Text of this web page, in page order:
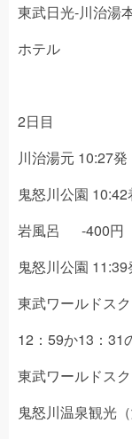
東武日光-川治
ホテル
2日目
川治湯元 10:27
鬼怒川公園 10:42
岩風呂 -400円
鬼怒川公園
東武ワールドス
12：59か13：31
東武ワールドス
鬼怒川温泉観光（